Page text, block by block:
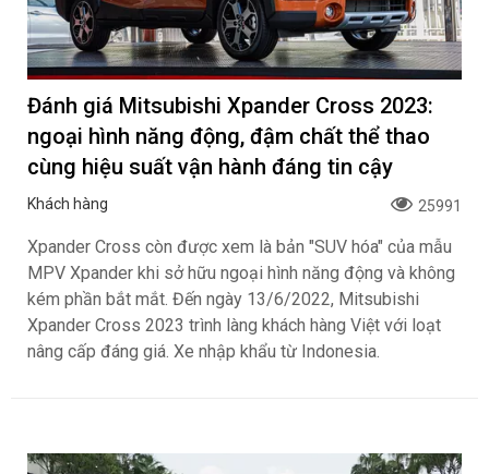
Đánh giá Mitsubishi Xpander Cross 2023:
ngoại hình năng động, đậm chất thể thao
cùng hiệu suất vận hành đáng tin cậy
Khách hàng 25991
Xpander Cross còn được xem là bản "SUV hóa" của mẫu
MPV Xpander khi sở hữu ngoại hình năng động và không
kém phần bắt mắt. Đến ngày 13/6/2022, Mitsubishi
Xpander Cross 2023 trình làng khách hàng Việt với loạt
nâng cấp đáng giá. Xe nhập khẩu từ Indonesia.